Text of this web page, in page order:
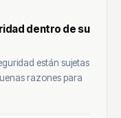
dentro de su
están sujetas
razones para